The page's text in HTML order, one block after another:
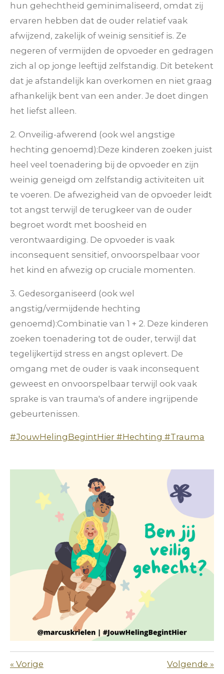
hun gehechtheid geminimaliseerd, omdat zij
ervaren hebben dat de ouder relatief vaak
afwijzend, zakelijk of weinig sensitief is. Ze
negeren of vermijden de opvoeder en gedragen
zich al op jonge leeftijd zelfstandig. Dit betekent
dat je afstandelijk kan overkomen en niet graag
afhankelijk bent van een ander. Je doet dingen
het liefst alleen.
2. Onveilig-afwerend (ook wel angstige
hechting genoemd):Deze kinderen zoeken juist
heel veel toenadering bij de opvoeder en zijn
weinig geneigd om zelfstandig activiteiten uit
te voeren. De afwezigheid van de opvoeder leidt
tot angst terwijl de terugkeer van de ouder
begroet wordt met boosheid en
verontwaardiging. De opvoeder is vaak
inconsequent sensitief, onvoorspelbaar voor
het kind en afwezig op cruciale momenten.
3. Gedesorganiseerd (ook wel
angstig/vermijdende hechting
genoemd):Combinatie van 1 + 2. Deze kinderen
zoeken toenadering tot de ouder, terwijl dat
tegelijkertijd stress en angst oplevert. De
omgang met de ouder is vaak inconsequent
geweest en onvoorspelbaar terwijl ook vaak
sprake is van trauma's of andere ingrijpende
gebeurtenissen.
#JouwHelingBegintHier #Hechting #Trauma
« Vorige Volgende »